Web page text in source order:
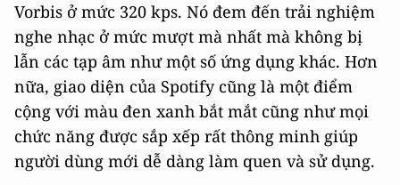
Vorbis ở mức 320 kps. Nó đem đến trải nghiệm
nghe nhạc ở mức mượt mà nhất mà không bị
lẫn các tạp âm như một số ứng dụng khác. Hơn
nữa, giao diện của Spotify cũng là một điểm
cộng với màu đen xanh bắt mắt cũng như mọi
chức năng được sắp xếp rất thông minh giúp
người dùng mới dễ dàng làm quen và sử dụng.